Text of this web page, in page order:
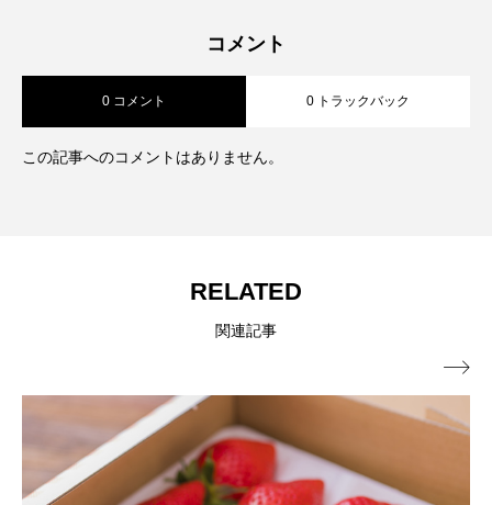
コメント
0 コメント 0 トラックバック
この記事へのコメントはありません。
RELATED
関連記事
